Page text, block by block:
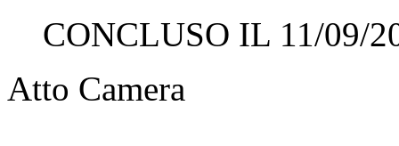
CONCLUSO IL 11/09/
Atto Camera